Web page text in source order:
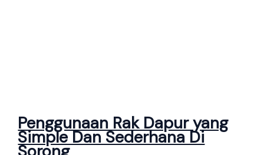
Penggunaan Rak Dapur yang
Simple Dan Sederhana Di